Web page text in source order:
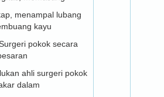
menampal lubang
kayu
Surgeri pokok secara
ahli surgeri pokok
dalam